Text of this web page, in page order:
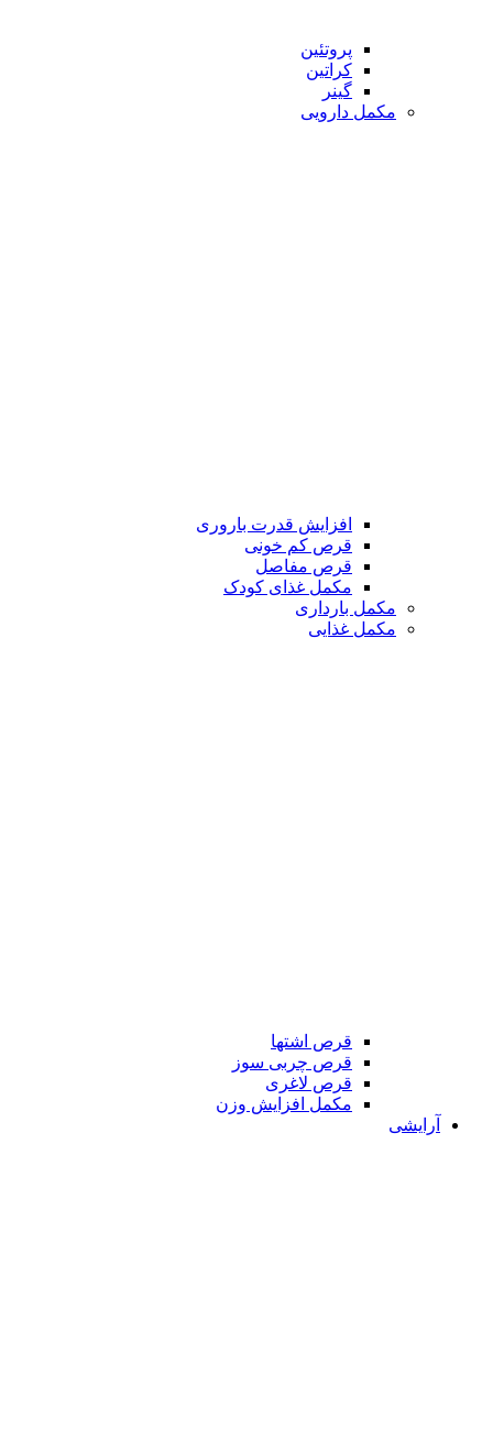
پروتئین
کراتین
گینر
مکمل دارویی
افزایش قدرت باروری
قرص کم خونی
قرص مفاصل
مکمل غذای کودک
مکمل بارداری
مکمل غذایی
قرص اشتها
قرص چربی سوز
قرص لاغری
مکمل افزایش وزن
آرایشی